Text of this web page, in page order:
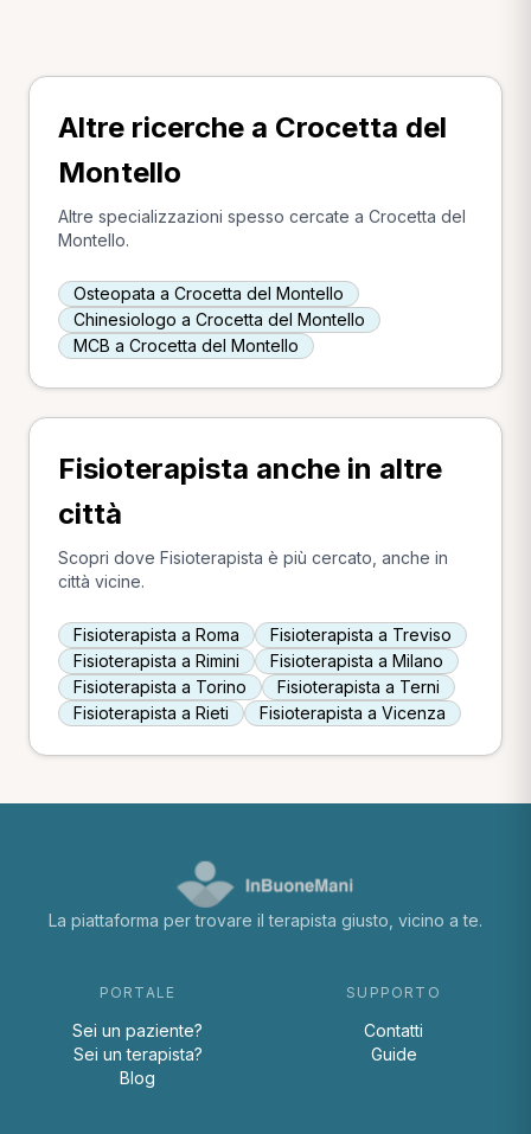
Altre ricerche a Crocetta del
Montello
Altre specializzazioni spesso cercate a Crocetta del
Montello.
Osteopata a Crocetta del Montello
Chinesiologo a Crocetta del Montello
MCB a Crocetta del Montello
Fisioterapista anche in altre
città
Scopri dove Fisioterapista è più cercato, anche in
città vicine.
Fisioterapista a Roma
Fisioterapista a Treviso
Fisioterapista a Rimini
Fisioterapista a Milano
Fisioterapista a Torino
Fisioterapista a Terni
Fisioterapista a Rieti
Fisioterapista a Vicenza
La piattaforma per trovare il terapista giusto, vicino a te.
PORTALE
Sei un paziente?
Sei un terapista?
Blog
SUPPORTO
Contatti
Guide